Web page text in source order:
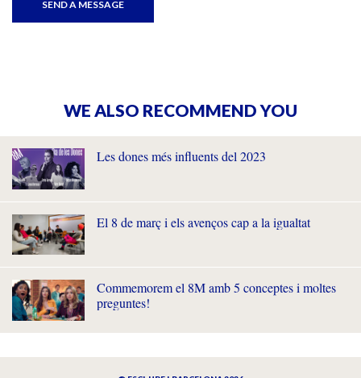
WE ALSO RECOMMEND YOU
Les dones més influents del 2023
El 8 de març i els avenços cap a la igualtat
Commemorem el 8M amb 5 conceptes i moltes
preguntes!